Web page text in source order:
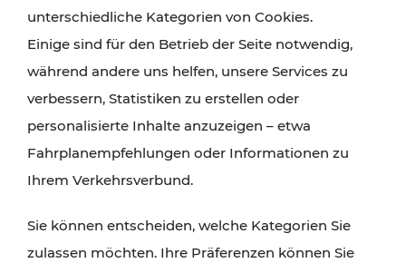
Radtouren oder purer Naturgenuss – viele
Attraktionen sind mit den Ticket- und Fahrplan-
Angeboten des VOR gut und schnell erreichbar.
unterschiedliche Kategorien von Cookies.
Einige sind für den Betrieb der Seite notwendig,
während andere uns helfen, unsere Services zu
verbessern, Statistiken zu erstellen oder
personalisierte Inhalte anzuzeigen – etwa
Fahrplanempfehlungen oder Informationen zu
Ihrem Verkehrsverbund.
Sie können entscheiden, welche Kategorien Sie
zulassen möchten. Ihre Präferenzen können Sie